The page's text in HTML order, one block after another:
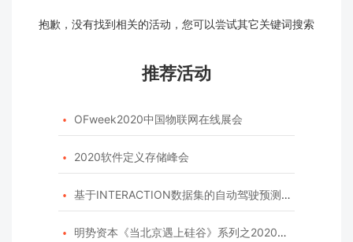
抱歉，没有找到相关的活动，您可以尝试其它关键词搜索
推荐活动
 OFweek2020中国物联网在线展会
 2020软件定义存储峰会
 基于INTERACTION数据集的自动驾驶预测模型挑战赛
 明势资本《当北京遇上硅谷》系列之2020年度开源峰会